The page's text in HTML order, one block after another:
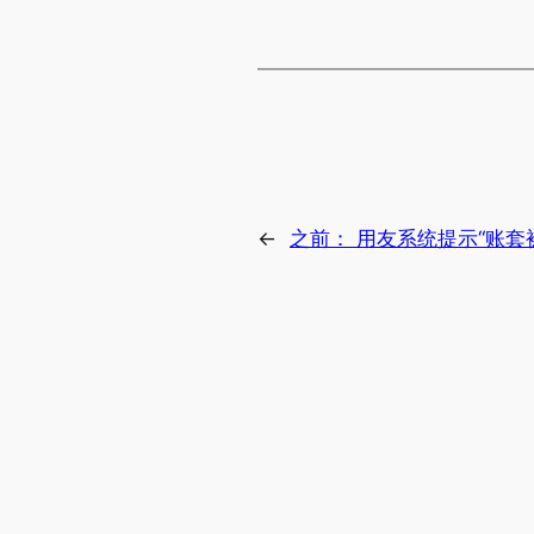
← 之前： 用友系统提示“账